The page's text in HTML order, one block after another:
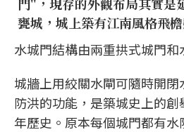
甕城，城上築有江南風格飛
水城門結構由兩重拱式城門和
城牆上用絞關水閘可隨時開
防洪的功能，是築城史上的
年歷史。原本每個城門都有